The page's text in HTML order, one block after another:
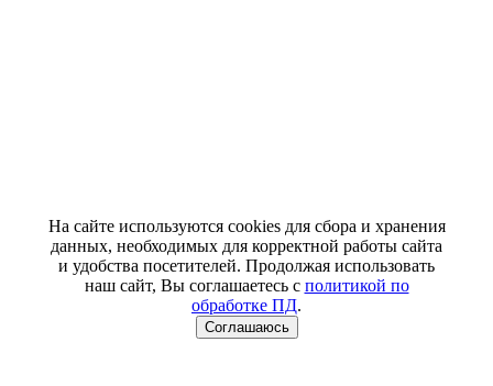
На сайте используются cookies для сбора и хранения
данных, необходимых для корректной работы сайта
и удобства посетителей. Продолжая использовать
наш сайт, Вы соглашаетесь с политикой по
обработке ПД.
Соглашаюсь